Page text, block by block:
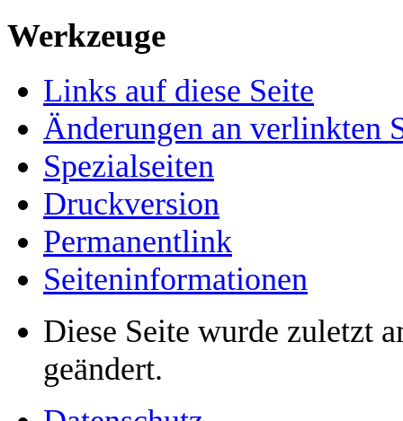
Werkzeuge
Links auf diese Seite
Änderungen an verlinkten
Spezialseiten
Druckversion
Permanentlink
Seiten­­informationen
Diese Seite wurde zuletzt
geändert.